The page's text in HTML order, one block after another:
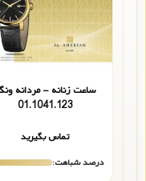
ساعت زنانه - مردانه
01.1041.123
تماس بگیرید
درصد شباهت: